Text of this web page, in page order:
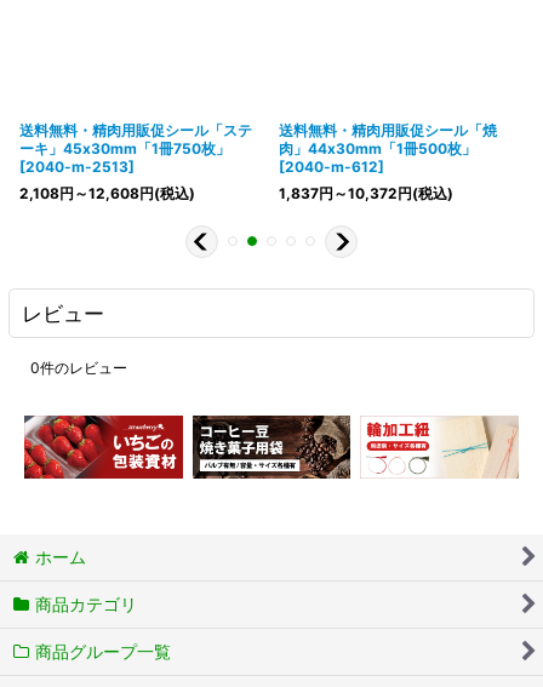
送料無料・精肉用販促シール「ステ
ーキ」45x30mm「1冊750枚」
[2040-m-2513]
2,108円 ～12,608円(税込)
送料無料・精肉用販促シール「焼
肉」44x30mm「1冊500枚」
[2040-m-612]
1,837円 ～10,372円(税込)
レビュー
0件のレビュー
ホーム
商品カテゴリ
商品グループ一覧